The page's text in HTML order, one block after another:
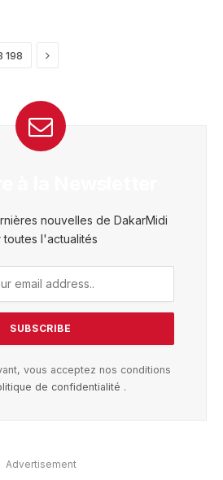
198 Next
nouvelles de DakarMidi
toutes l'actualités
vous acceptez nos conditions
de confidentialité .
Advertisement